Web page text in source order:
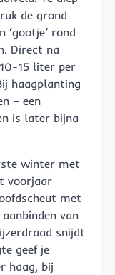
de grond
‘gootje’ rond
Direct na
15 liter per
haagplanting
– een
is later bijna
winter met
voorjaar
met
van
snijdt
geef je
haag, bij